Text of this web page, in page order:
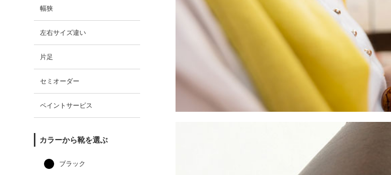
幅狭
左右サイズ違い
片足
セミオーダー
ペイントサービス
カラーから靴を選ぶ
ブラック